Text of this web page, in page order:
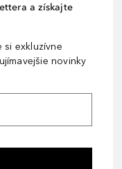
a získajte
si exkluzívne
novinky